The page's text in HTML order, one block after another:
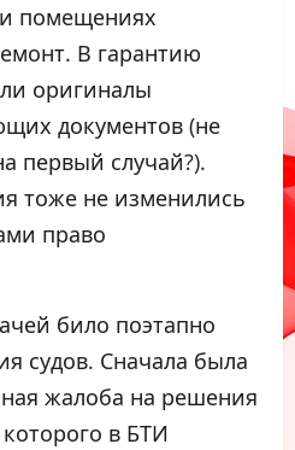
помещениях
В гарантию
оригиналы
документов (не
первый случай?).
тоже не изменились
право
било поэтапно
судов. Сначала была
жалоба на решения
в БТИ